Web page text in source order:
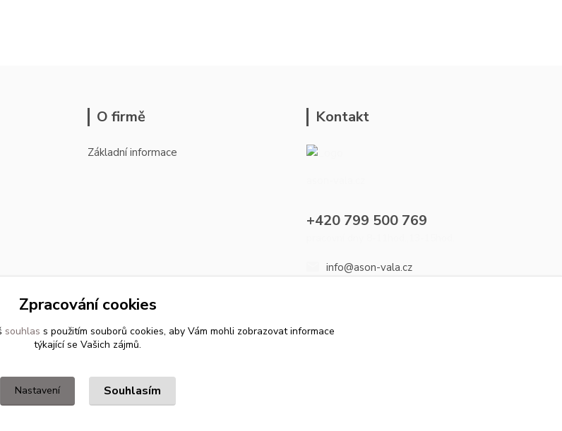
O firmě
Základní informace
Kontakt
+420 799 500 769
info@ason-vala.cz
Zpracování cookies
souhlas s použitím souborů cookies, aby Vám mohli zobrazovat informace
týkající se Vašich zájmů.
Nastavení Souhlasím